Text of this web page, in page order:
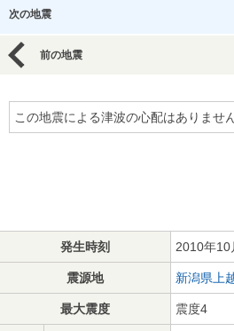
次の地震
前の地震
この地震による津波の心配はありません
発生時刻 2010年
震源地 新潟県上
最大震度 震度4